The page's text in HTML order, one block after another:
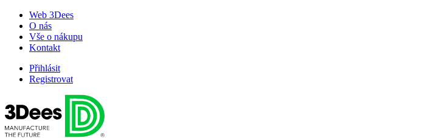
Web 3Dees
O nás
Vše o nákupu
Kontakt
Přihlásit
Registrovat